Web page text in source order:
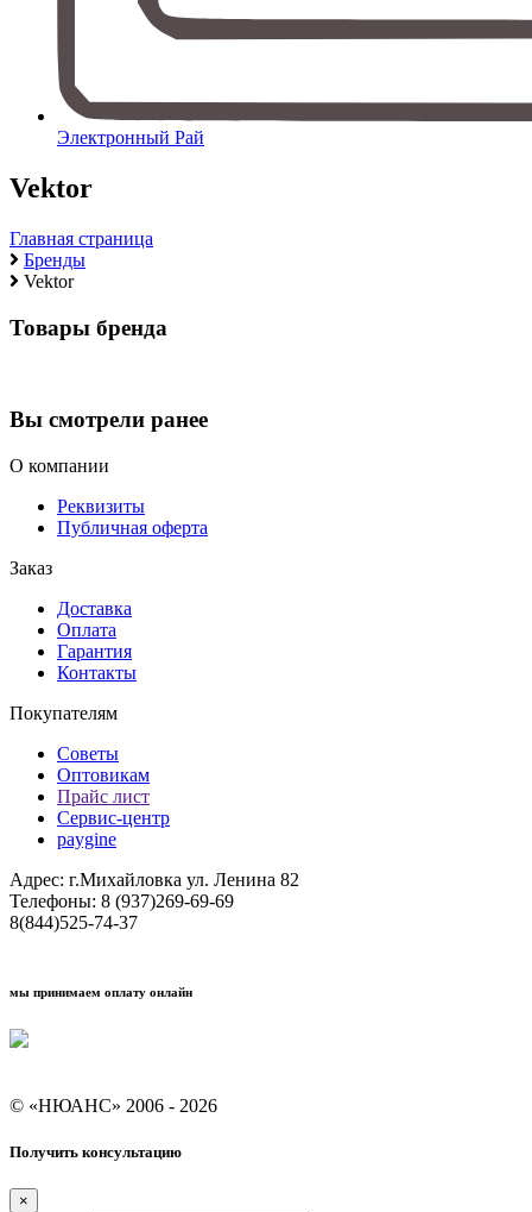
Электронный Рай
Vektor
Главная страница
Бренды
Vektor
Товары бренда
Вы смотрели ранее
О компании
Реквизиты
Публичная оферта
Заказ
Доставка
Оплата
Гарантия
Контакты
Покупателям
Советы
Оптовикам
Прайс лист
Сервис-центр
paygine
Адрес: г.Михайловка ул. Ленина 82
Телефоны: 8 (937)269-69-69
8(844)525-74-37
мы принимаем оплату онлайн
© «НЮАНС» 2006 - 2026
Получить консультацию
×